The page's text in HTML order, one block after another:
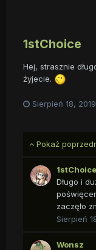
1stChoice
Hej, strasznie
żyjecie.
Sierpień 18, 2019
Pokaż
1stChoice
Długo i
zaczęło
Sierpień
Wonsz